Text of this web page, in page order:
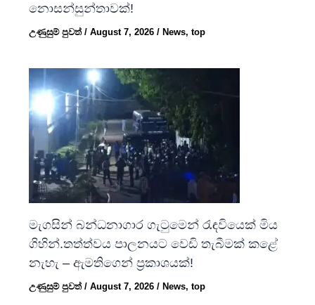
නොසන්සුන්තාවක්!
උණුසුම් පුවත්/August 7, 2026/ News,top
මැගසින් බන්ධනාගාර ගැටුමෙන් රැඳවියෙක් මිය
ගිහින්.තත්ත්වය පාලනයට වෙඩි තැබීමක් කළේ
නැහැ – ඇමතිගෙන් ප්‍රකාශයක්!
උණුසුම් පුවත්/August 7, 2026/ News,top